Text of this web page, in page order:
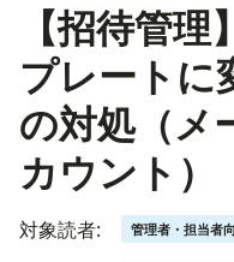
【招待管
プレートに
の対処（メ
カウント）
対象読者: 管理者・担当者